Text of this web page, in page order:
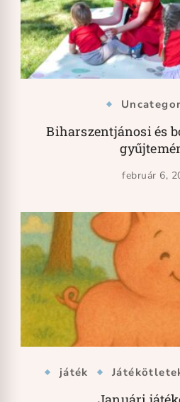
Biharszentjánosi és
február 6,
játék